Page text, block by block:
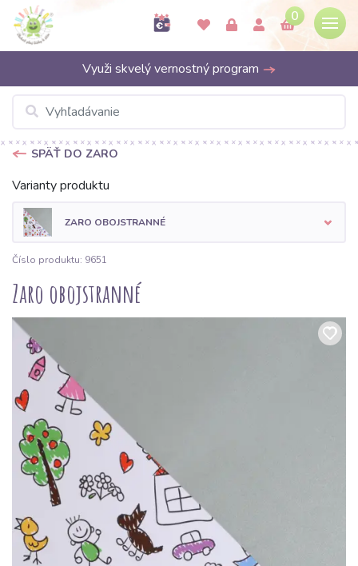
0
Využi skvelý vernostný program
SPÄŤ DO ZARO
Varianty produktu
ZARO OBOJSTRANNÉ
Číslo produktu: 9651
Zaro obojstranné